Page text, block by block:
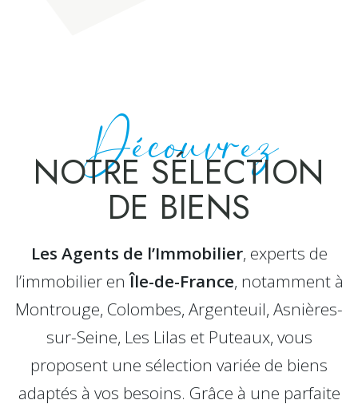
Découvrez
NOTRE SÉLECTION
DE BIENS
Les Agents de l’Immobilier, experts de
l’immobilier enÎle-de-France, notamment à
Montrouge, Colombes, Argenteuil, Asnières-
sur-Seine, Les Lilas et Puteaux, vous
proposent une sélection variée de biens
adaptés à vos besoins. Grâce à une parfaite